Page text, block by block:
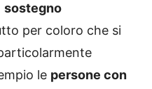
sostegno
per coloro che si
le persone con